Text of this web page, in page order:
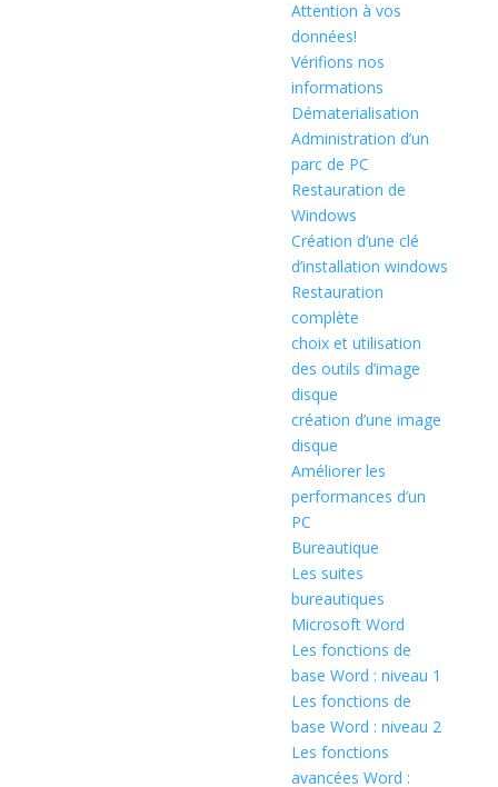
Attention à vos
données!
Vérifions nos
informations
Dématerialisation
Administration d’un
parc de PC
Restauration de
Windows
Création d’une clé
d’installation windows
Restauration
complète
choix et utilisation
des outils d’image
disque
création d’une image
disque
Améliorer les
performances d’un
PC
Bureautique
Les suites
bureautiques
Microsoft Word
Les fonctions de
base Word : niveau 1
Les fonctions de
base Word : niveau 2
Les fonctions
avancées Word :